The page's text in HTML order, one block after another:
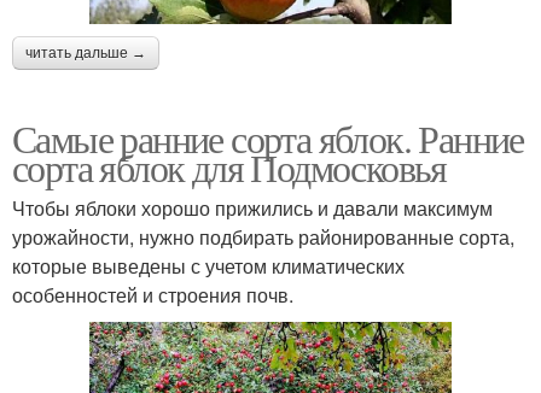
читать дальше →
Самые ранние сорта яблок. Ранние
сорта яблок для Подмосковья
Чтобы яблоки хорошо прижились и давали максимум
урожайности, нужно подбирать районированные сорта,
которые выведены с учетом климатических
особенностей и строения почв.